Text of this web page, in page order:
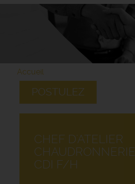
Accueil
POSTULEZ
CHEF D'ATELIER
CHAUDRONNERIE
CDI F/H